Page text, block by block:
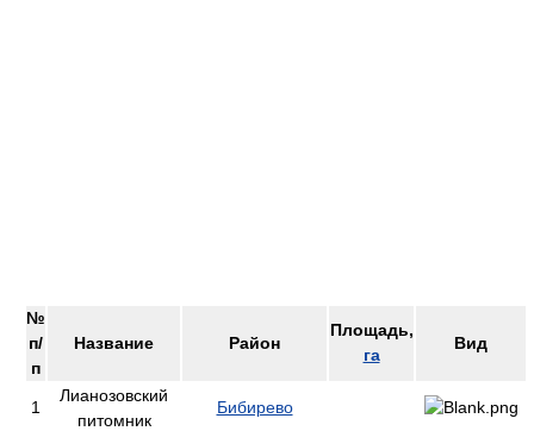
№
п/
п
Название Район
Площадь,
га
Вид
1
Лианозовский
питомник
Бибирево